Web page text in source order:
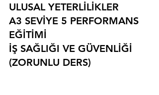
ULUSAL YETERLİLİKLER
A3 SEVİYE 5 PERFORMANS
EĞİTİMİ
İŞ SAĞLIĞI VE GÜVENLİĞİ
(ZORUNLU DERS)